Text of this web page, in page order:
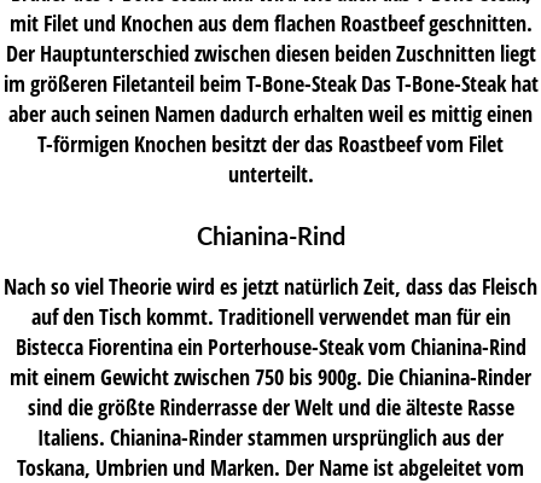
mit Filet und Knochen aus dem flachen Roastbeef geschnitten.
Der Hauptunterschied zwischen diesen beiden Zuschnitten liegt
im größeren Filetanteil beim T-Bone-Steak Das T-Bone-Steak hat
aber auch seinen Namen dadurch erhalten weil es mittig einen
T-förmigen Knochen besitzt der das Roastbeef vom Filet
unterteilt.
Chianina-Rind
Nach so viel Theorie wird es jetzt natürlich Zeit, dass das Fleisch
auf den Tisch kommt. Traditionell verwendet man für ein
Bistecca Fiorentina ein Porterhouse-Steak vom Chianina-Rind
mit einem Gewicht zwischen 750 bis 900g. Die Chianina-Rinder
sind die größte Rinderrasse der Welt und die älteste Rasse
Italiens. Chianina-Rinder stammen ursprünglich aus der
Toskana, Umbrien und Marken. Der Name ist abgeleitet vom